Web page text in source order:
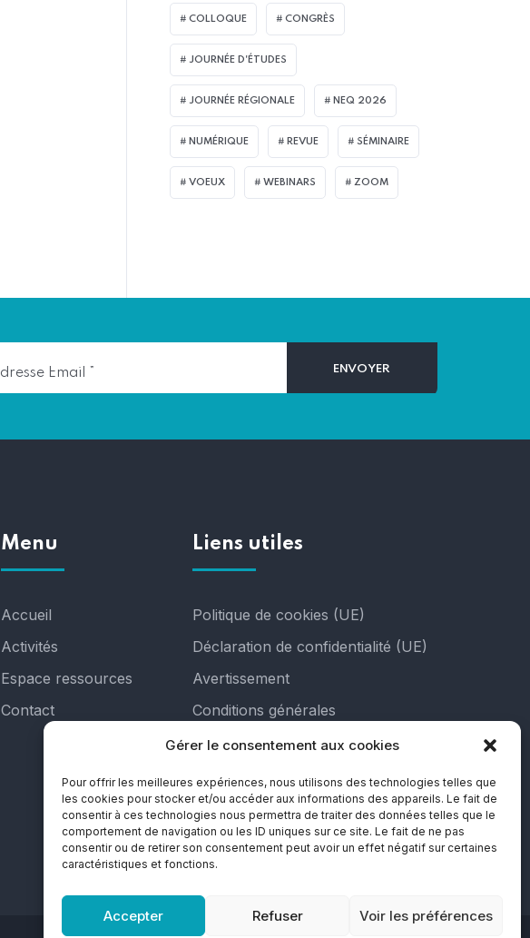
Gérer le consentement aux cookies
Pour offrir les meilleures expériences, nous utilisons des technologies telles que
les cookies pour stocker et/ou accéder aux informations des appareils. Le fait de
consentir à ces technologies nous permettra de traiter des données telles que le
comportement de navigation ou les ID uniques sur ce site. Le fait de ne pas
consentir ou de retirer son consentement peut avoir un effet négatif sur certaines
caractéristiques et fonctions.
Accepter Refuser Voir les préférences
COLLOQUE CONGRÈS
JOURNÉE D'ÉTUDES
JOURNÉE RÉGIONALE NEQ 2026
NUMÉRIQUE REVUE SÉMINAIRE
VOEUX WEBINARS ZOOM
Menu
Accueil
Activités
Espace ressources
Contact
Liens utiles
Politique de cookies (UE)
Déclaration de confidentialité (UE)
Avertissement
Conditions générales